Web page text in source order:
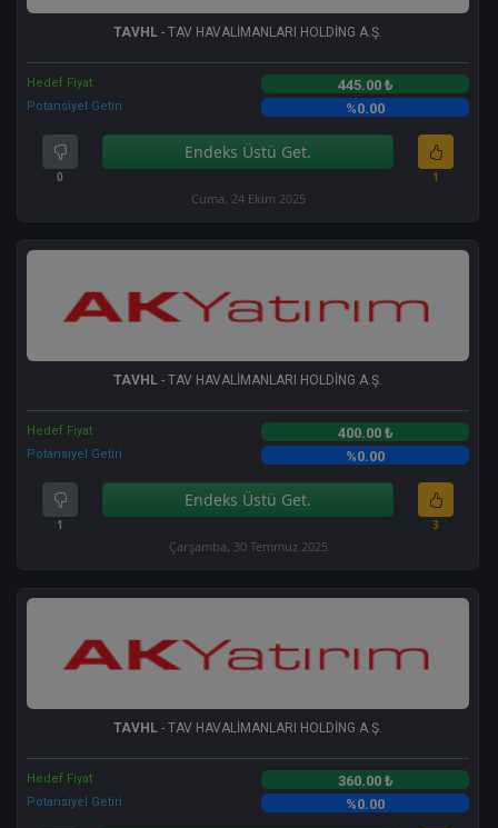
TAVHL - TAV HAVALİMANLARI HOLDİNG A.Ş.
Hedef Fiyat 445.00 ₺
Potansiyel Getiri %0.00
0
Endeks Üstü Get.
1
Cuma, 24 Ekim 2025
TAVHL - TAV HAVALİMANLARI HOLDİNG A.Ş.
Hedef Fiyat 400.00 ₺
Potansiyel Getiri %0.00
1
Endeks Üstü Get.
3
Çarşamba, 30 Temmuz 2025
TAVHL - TAV HAVALİMANLARI HOLDİNG A.Ş.
Hedef Fiyat 360.00 ₺
Potansiyel Getiri %0.00